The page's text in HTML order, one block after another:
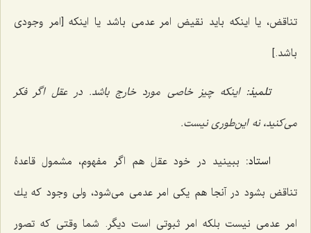
تناقض، یا اینكه باید نقیض امر عدمى باشد یا اینكه [امر وجودی
باشد.]
تلمیذ:اینكه چیز خاصى مورد خارج باشد. در عقل اگر فكر
مى‌كنید، نه این‌طورى نیست.
استاد: ببینید در خود عقل هم اگر مفهوم، مشمول قاعدۀ
تناقض بشود در آنجا هم یكى امر عدمى مى‌شود، ولى وجود كه یك
امر عدمى نیست بلکه امر ثبوتى است دیگر. شما وقتى كه تصور